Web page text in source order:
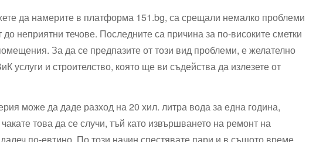
да намерите в платформа 151.bg, са срещали немалко проблеми
неприятни течове. Последните са причина за по-високите сметки
За да се предпазите от този вид проблеми, е желателно
услуги и строителство, която ще ви съдейства да излезете от
може да даде разход на 20 хил. литра вода за една година,
това да се случи, тъй като извършването на ремонт на